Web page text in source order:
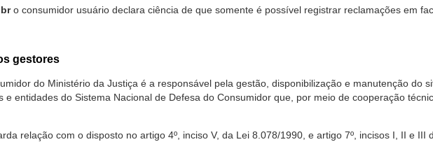
o consumidor usuário declara ciência de que somente é possível registrar reclamações em
gestores
do Ministério da Justiça é a responsável pela gestão, disponibilização e manutenção do
e entidades do Sistema Nacional de Defesa do Consumidor que, por meio de cooperação
relação com o disposto no artigo 4º, inciso V, da Lei 8.078/1990, e artigo 7º, incisos I, II e III